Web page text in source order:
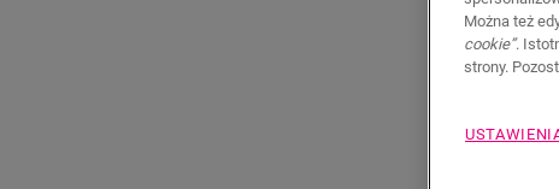
Można też
cookie”.
strony.